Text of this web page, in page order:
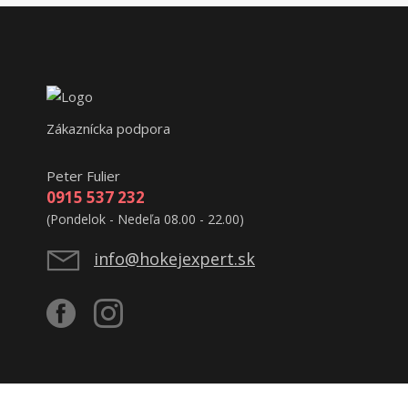
Zákaznícka podpora
Peter Fulier
0915 537 232
(Pondelok - Nedeľa 08.00 - 22.00)
info@hokejexpert.sk